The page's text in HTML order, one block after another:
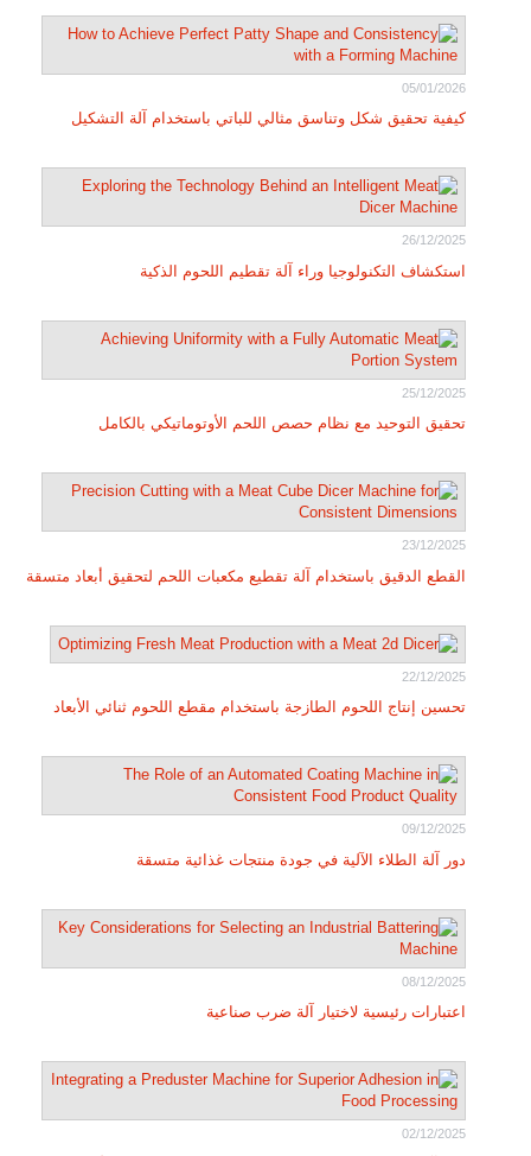
05/01/2026
كيفية تحقيق شكل وتناسق مثالي للباتي باستخدام آلة التشكيل
26/12/2025
استكشاف التكنولوجيا وراء آلة تقطيم اللحوم الذكية
25/12/2025
تحقيق التوحيد مع نظام حصص اللحم الأوتوماتيكي بالكامل
23/12/2025
القطع الدقيق باستخدام آلة تقطيع مكعبات اللحم لتحقيق أبعاد متسقة
22/12/2025
تحسين إنتاج اللحوم الطازجة باستخدام مقطع اللحوم ثنائي الأبعاد
09/12/2025
دور آلة الطلاء الآلية في جودة منتجات غذائية متسقة
08/12/2025
اعتبارات رئيسية لاختيار آلة ضرب صناعية
02/12/2025